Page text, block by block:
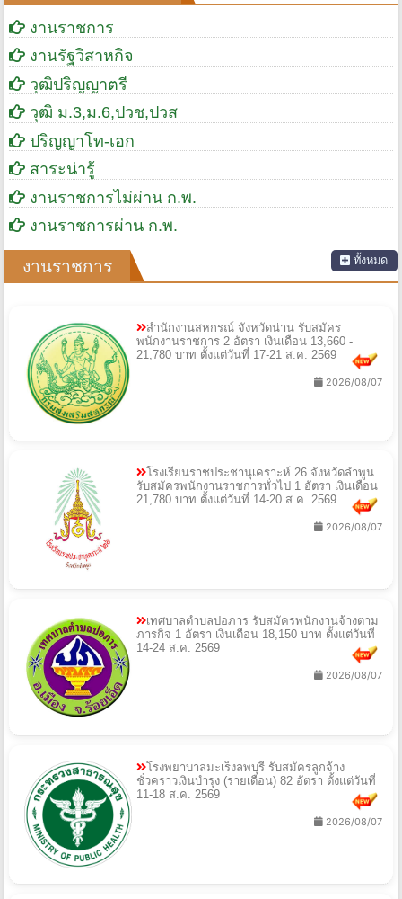
งานราชการ
งานรัฐวิสาหกิจ
วุฒิปริญญาตรี
วุฒิ ม.3,ม.6,ปวช,ปวส
ปริญญาโท-เอก
สาระน่ารู้
งานราชการไม่ผ่าน ก.พ.
งานราชการผ่าน ก.พ.
งานราชการ ทั้งหมด
สำนักงานสหกรณ์ จังหวัดน่าน รับสมัคร
พนักงานราชการ 2 อัตรา เงินเดือน 13,660 -
21,780 บาท ตั้งแต่วันที่ 17-21 ส.ค. 2569
2026/08/07
โรงเรียนราชประชานุเคราะห์ 26 จังหวัดลำพูน
รับสมัครพนักงานราชการทั่วไป 1 อัตรา เงินเดือน
21,780 บาท ตั้งแต่วันที่ 14-20 ส.ค. 2569
2026/08/07
เทศบาลตำบลปอภาร รับสมัครพนักงานจ้างตาม
ภารกิจ 1 อัตรา เงินเดือน 18,150 บาท ตั้งแต่วันที่
14-24 ส.ค. 2569
2026/08/07
โรงพยาบาลมะเร็งลพบุรี รับสมัครลูกจ้าง
ชั่วคราวเงินบำรุง (รายเดือน) 82 อัตรา ตั้งแต่วันที่
11-18 ส.ค. 2569
2026/08/07